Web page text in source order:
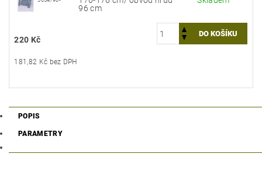
96 cm
220 Kč
181,82 Kč bez DPH
POPIS
PARAMETRY